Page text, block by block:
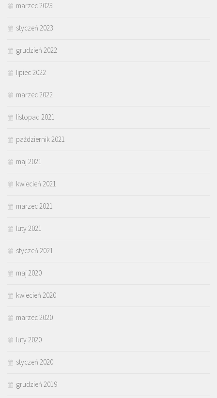
marzec 2023
styczeń 2023
grudzień 2022
lipiec 2022
marzec 2022
listopad 2021
październik 2021
maj 2021
kwiecień 2021
marzec 2021
luty 2021
styczeń 2021
maj 2020
kwiecień 2020
marzec 2020
luty 2020
styczeń 2020
grudzień 2019